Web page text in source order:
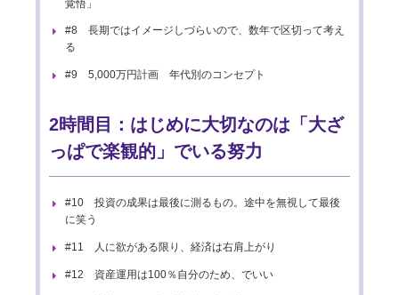
覚悟」
#8 長期ではイメージしづらいので、数年で区切って考え
る
#9 5,000万円計画 年代別のコンセプト
2時間目：はじめに大切なのは「大ざ
っぱで楽観的」でいる努力
#10 投資の成果は最後に測るもの。途中を無視して最後
に笑う
#11 人に欲がある限り、経済は右肩上がり
#12 資産運用は100％自分のため、でいい